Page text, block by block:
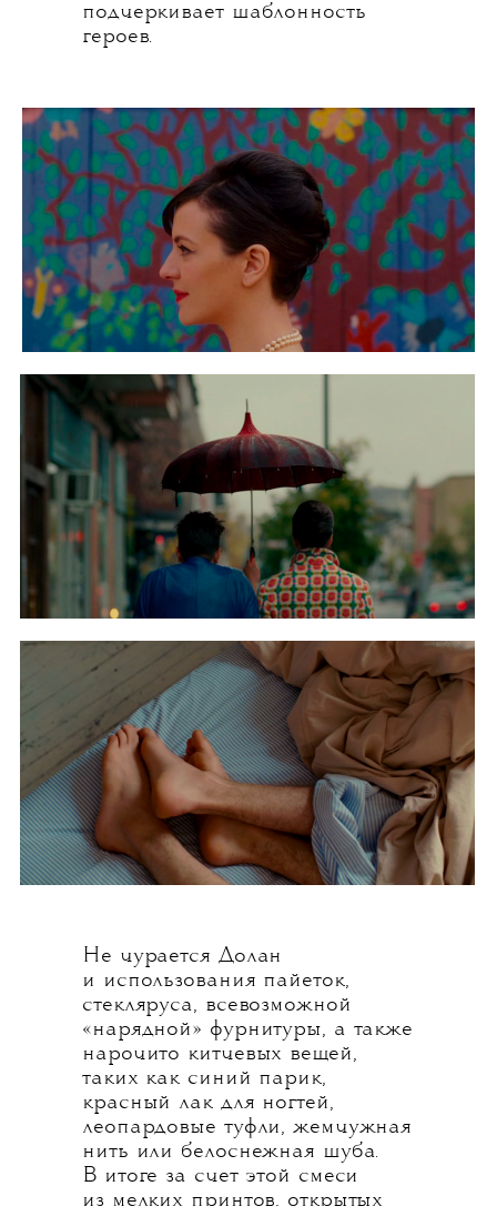
подчеркивает шаблонность
героев.
Не чурается Долан
и использования пайеток,
стекляруса, всевозможной
«нарядной» фурнитуры, а также
нарочито китчевых вещей,
таких как синий парик,
красный лак для ногтей,
леопардовые туфли, жемчужная
нить или белоснежная шуба.
В итоге за счет этой смеси
из мелких принтов, открытых